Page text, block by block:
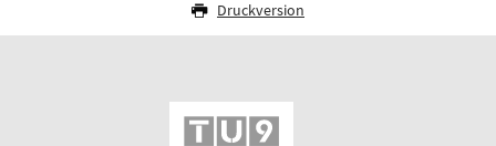
Druckversion